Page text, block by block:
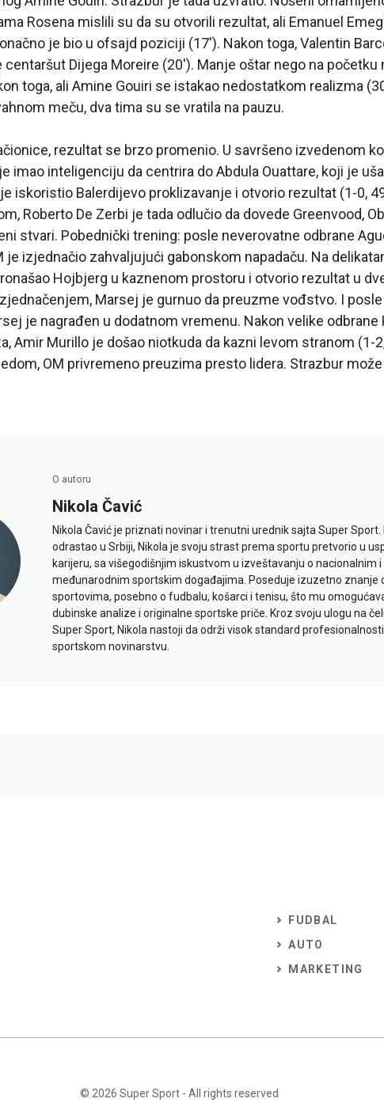
Rosena mislili su da su otvorili rezultat, ali Emanuel
je bio u ofsajd poziciji (17′). Nakon toga, Valentin
Dijega Moreire (20′). Manje oštar nego na početku
toga, ali Amine Gouiri se istakao nedostatkom realizma
meču, dva tima su se vratila na pauzu.
rezultat se brzo promenio. U savršeno izvedenom
imao inteligenciju da centrira do Abdula Ouattare, koji je
iskoristio Balerdijevo proklizavanje i otvorio rezultat (1-0,
Roberto De Zerbi je tada odlučio da dovede Greenvood,
stvari. Pobednički trening: posle neverovatne odbrane
je izjednačio zahvaljujući gabonskom napadaču. Na
Hojbjerg u kaznenom prostoru i otvorio rezultat u
Marsej je gurnuo da preuzme vođstvo. I
je nagrađen u dodatnom vremenu. Nakon velike odbrane
Amir Murillo je došao niotkuda da kazni levom stranom (1-2,
OM privremeno preuzima presto lidera. Strazbur može
O autoru
Nikola Čavić
Nikola Čavić je priznati novinar i trenutni urednik sajta Super Sport.
odrastao u Srbiji, Nikola je svoju strast prema sportu pretvorio u
karijeru, sa višegodišnjim iskustvom u izveštavanju o nacionalnim i
međunarodnim sportskim događajima. Poseduje izuzetno znanje
sportovima, posebno o fudbalu, košarci i tenisu, što mu
dubinske analize i originalne sportske priče. Kroz svoju ulogu na
Super Sport, Nikola nastoji da održi visok standard
sportskom novinarstvu.
FUDBAL
AUTO
MARKETING
© 2026 Super Sport- All rights reserved